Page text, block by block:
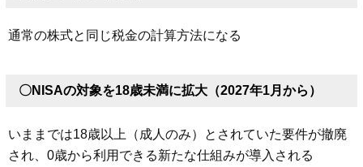
通常の株式と同じ税金の計算方法になる
〇NISAの対象を18歳未満に拡大（2027年1月から）
いままでは18歳以上（成人のみ）とされていた要件が撤廃
され、0歳から利用できる新たな仕組みが導入される